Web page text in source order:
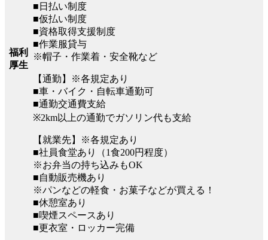
福利
厚生
■日払い制度
■仮払い制度
■資格取得支援制度
■作業服貸与
※帽子・作業着・安全靴など
【通勤】※各規定あり
■車・バイク・自転車通勤可
■通勤交通費支給
※2km以上の通勤でガソリン代も支給
【就業先】※各規定あり
■社員食堂あり（1食200円程度）
※お弁当の持ち込みもOK
■自動販売機あり
※パンなどの軽食・お菓子などが買える！
■休憩室あり
■喫煙スペースあり
■更衣室・ロッカー完備